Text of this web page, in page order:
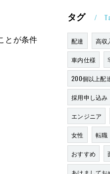
とが条件
タグ
配達 高収
車内仕様
200個以上配
採用申し込み
エンジニア
女性 転職
おすすめ
あけまして